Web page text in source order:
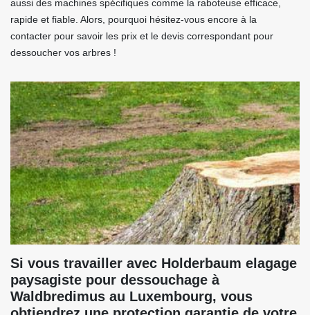
aussi des machines spécifiques comme la raboteuse efficace,
rapide et fiable. Alors, pourquoi hésitez-vous encore à la
contacter pour savoir les prix et le devis correspondant pour
dessoucher vos arbres !
Si vous travailler avec Holderbaum elagage
paysagiste pour dessouchage à
Waldbredimus au Luxembourg, vous